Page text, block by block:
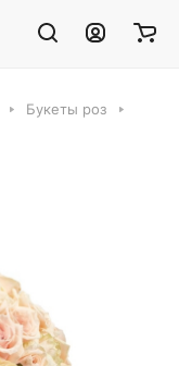
Букеты роз